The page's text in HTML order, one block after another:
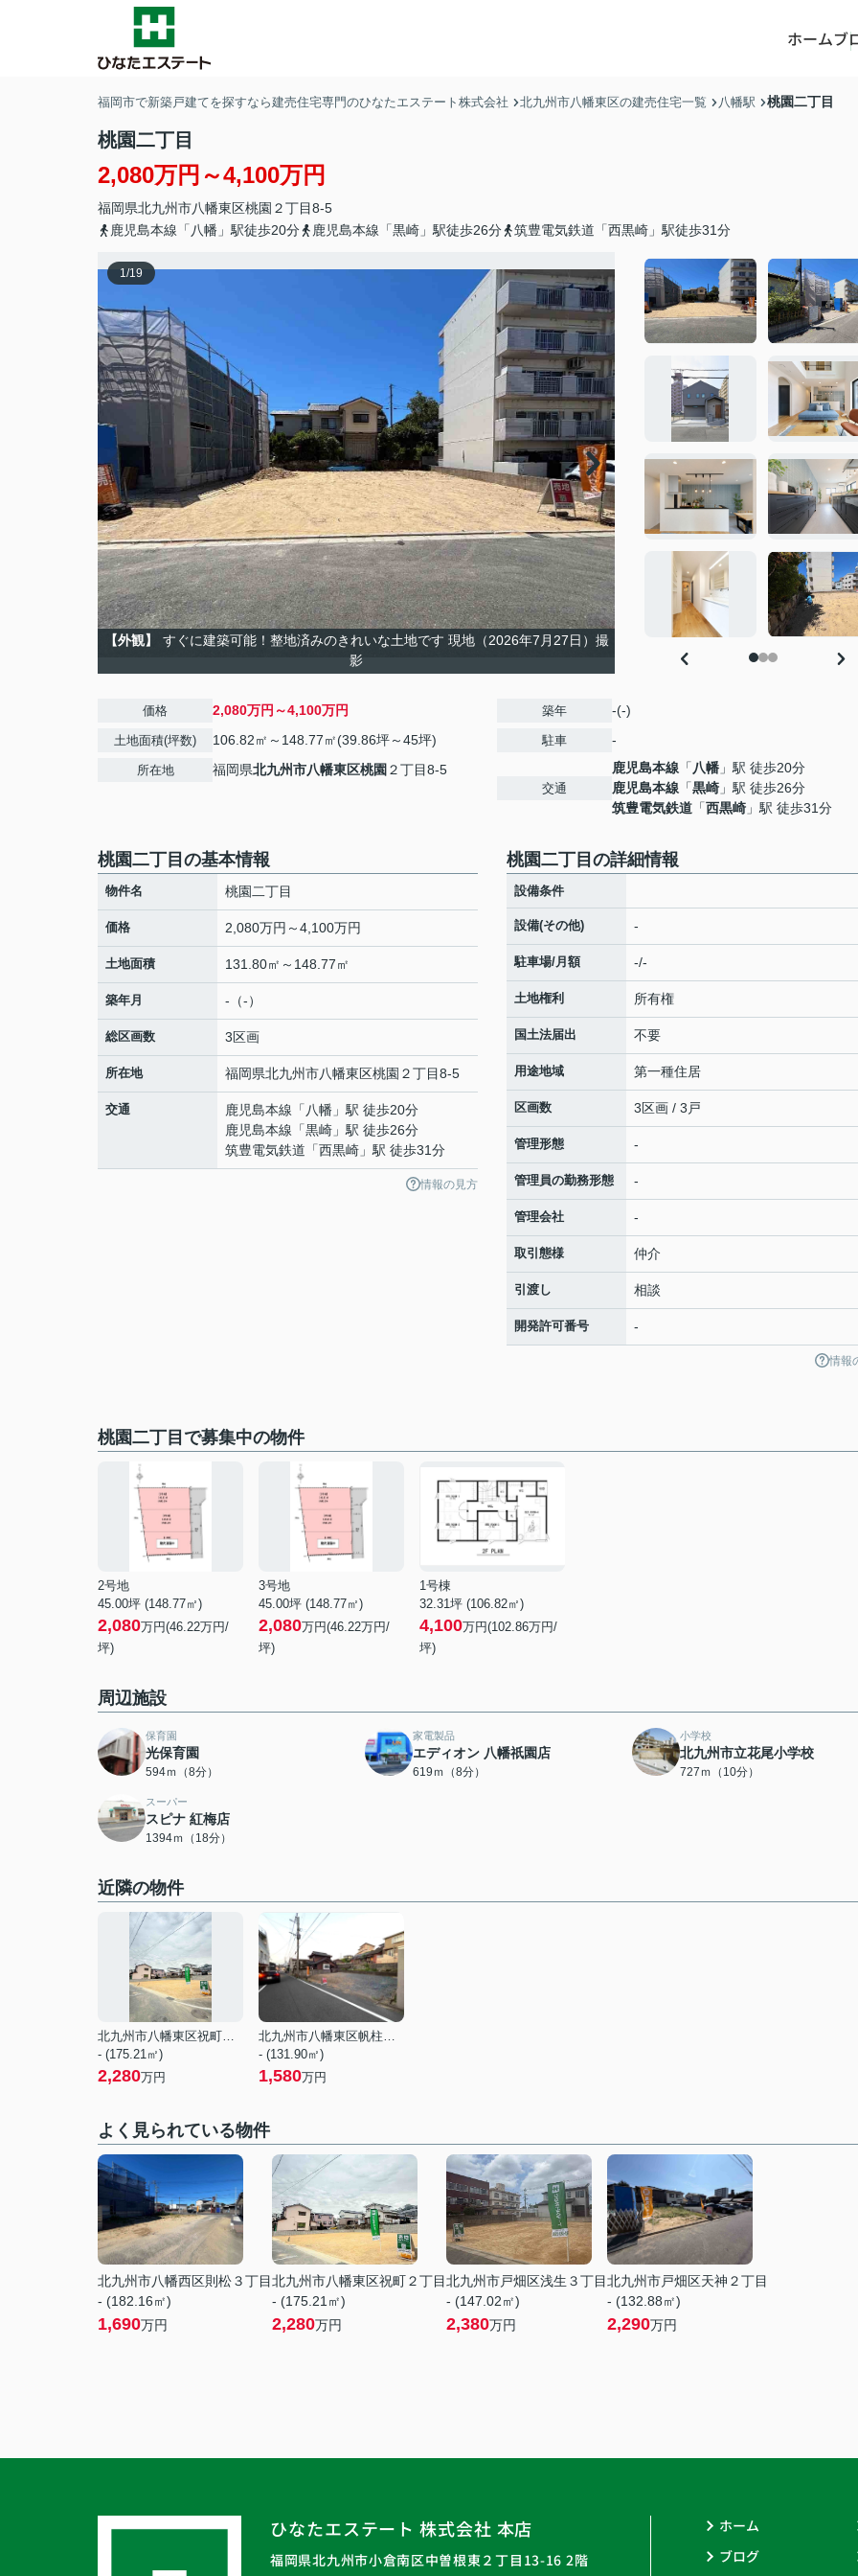
ホームブ
福岡市で新築戸建てを探すなら建売住宅専門のひなたエステート株式会社 北九州市八幡東区の建売住宅一覧 八幡駅 桃園二丁目
桃園二丁目
2,080万円～4,100万円
福岡県北九州市八幡東区桃園 ２丁目8-5
鹿児島本線「八幡」駅徒歩20分
鹿児島本線「黒崎」駅徒歩26分 筑豊電気鉄道「西黒崎」駅徒歩31分
1/19
【外観】
すぐに建築可能！整地済みのきれいな土地です 現地（2026年7月27日）撮
影
価格 2,080万円～4,100万円
土地面積(坪数) 106.82㎡～148.77㎡(39.86坪～45坪)
所在地 福岡県北九州市八幡東区桃園 ２丁目8-5
築年 -(-)
駐車 -
交通
鹿児島本線 「 八幡 」駅 徒歩20分
鹿児島本線 「黒崎 」駅 徒歩26分
筑豊電気鉄道 「西黒崎 」駅 徒歩31分
桃園二丁目の基本情報
物件名 桃園二丁目
価格 2,080万円～4,100万円
土地面積 131.80㎡～148.77㎡
築年月 -（-）
総区画数 3区画
所在地 福岡県北九州市八幡東区桃園 ２丁目8-5
交通 鹿児島本線 「 八幡 」駅 徒歩20分
鹿児島本線 「黒崎 」駅 徒歩26分
筑豊電気鉄道 「西黒崎 」駅 徒歩31分
情報の見方
桃園二丁目の詳細情報
設備条件
設備(その他) -
駐車場/月額 -/-
土地権利 所有権
国土法届出 不要
用途地域 第一種住居
区画数 3区画 / 3戸
管理形態 -
管理員の勤務形態 -
管理会社 -
取引態様 仲介
引渡し 相談
開発許可番号 -
情報
桃園二丁目で募集中の物件
2号地
45.00坪 (148.77㎡)
2,080万円(46.22万円/
坪)
3号地
45.00坪 (148.77㎡)
2,080万円(46.22万円/
坪)
1号棟
32.31坪 (106.82㎡)
4,100万円(102.86万円/
坪)
周辺施設
保育園
光保育園
594ｍ（8分）
家電製品
エディオン 八幡祇園店
619ｍ（8分）
小学校
北九州市立花尾小学校
727ｍ（10分）
スーパー
スピナ 紅梅店
1394ｍ（18分）
近隣の物件
北九州市八幡東区祝町２丁目
- (175.21㎡)
2,280万円
北九州市八幡東区帆柱１丁目
- (131.90㎡)
1,580万円
よく見られている物件
北九州市八幡西区則松３丁目
- (182.16㎡)
1,690万円
北九州市八幡東区祝町２丁目
- (175.21㎡)
2,280万円
北九州市戸畑区浅生３丁目
- (147.02㎡)
2,380万円
北九州市戸畑区天神２丁目
- (132.88㎡)
2,290万円
ひなたエステート 株式会社 本店
福岡県北九州市小倉南区中曽根東２丁目13-16 2階
ホーム
ブログ